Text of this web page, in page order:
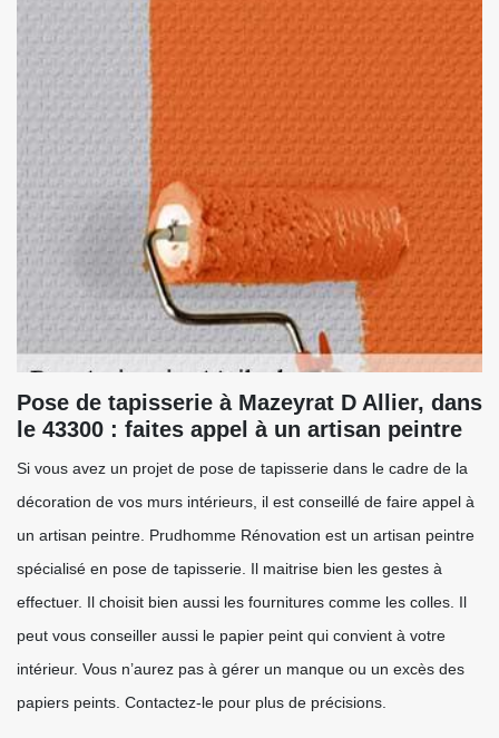
Pose de tapisserie à Mazeyrat D Allier, dans
le 43300 : faites appel à un artisan peintre
Si vous avez un projet de pose de tapisserie dans le cadre de la
décoration de vos murs intérieurs, il est conseillé de faire appel à
un artisan peintre. Prudhomme Rénovation est un artisan peintre
spécialisé en pose de tapisserie. Il maitrise bien les gestes à
effectuer. Il choisit bien aussi les fournitures comme les colles. Il
peut vous conseiller aussi le papier peint qui convient à votre
intérieur. Vous n’aurez pas à gérer un manque ou un excès des
papiers peints. Contactez-le pour plus de précisions.